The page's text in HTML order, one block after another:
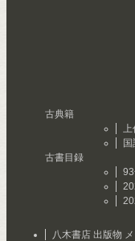
古典籍
国
古書目録
八木書店 出版物